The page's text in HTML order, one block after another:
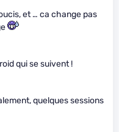
et … ca change pas
qui se suivent !
quelques sessions